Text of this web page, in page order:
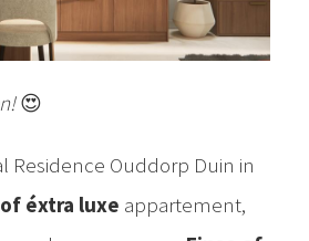
😍
Residence Ouddorp Duin in
éxtra luxe appartement,